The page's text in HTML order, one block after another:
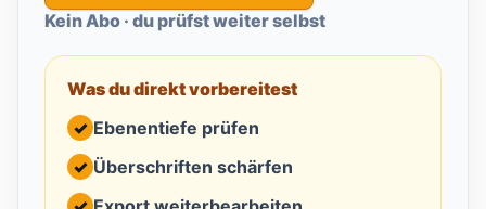
Kein Abo · du prüfst weiter selbst
Was du direkt vorbereitest
✓ Ebenentiefe prüfen
✓ Überschriften schärfen